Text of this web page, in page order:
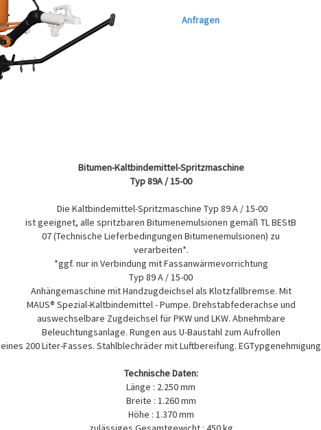
Anfragen
Bitumen-Kaltbindemittel-Spritzmaschine
Typ 89A / 15-00
Die Kaltbindemittel-Spritzmaschine Typ 89 A / 15-00
ist geeignet, alle spritzbaren Bitumenemulsionen gemäß TL BEStB
07 (Technische Lieferbedingungen Bitumenemulsionen) zu
verarbeiten*.
*ggf. nur in Verbindung mit Fassanwärmevorrichtung
Typ 89 A / 15-00
Anhängemaschine mit Handzugdeichsel als Klotzfallbremse. Mit
MAUS® Spezial-Kaltbindemittel - Pumpe. Drehstabfederachse und
auswechselbare Zugdeichsel für PKW und LKW. Abnehmbare
Beleuchtungsanlage. Rungen aus U-Baustahl zum Aufrollen
eines 200 Liter-Fasses. Stahlblechräder mit Luftbereifung. EGTypgenehmigung
Technische Daten:
Länge : 2.250 mm
Breite : 1.260 mm
Höhe : 1.370 mm